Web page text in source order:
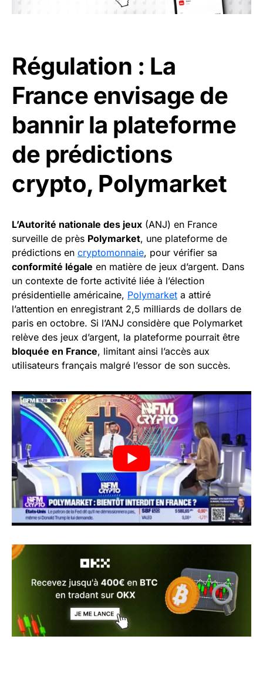
Régulation : La
France envisage de
bannir la plateforme
de prédictions
crypto, Polymarket
L’Autorité nationale des jeux (ANJ) en France
surveille de près Polymarket, une plateforme de
prédictions en cryptomonnaie, pour vérifier sa
conformité légale en matière de jeux d’argent. Dans
un contexte de forte activité liée à l’élection
présidentielle américaine, Polymarket a attiré
l’attention en enregistrant 2,5 milliards de dollars de
paris en octobre. Si l’ANJ considère que Polymarket
relève des jeux d’argent, la plateforme pourrait être
bloquée en France, limitant ainsi l’accès aux
utilisateurs français malgré l’essor de son succès.